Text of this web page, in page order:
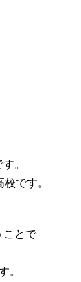
。
です。
ことで
。